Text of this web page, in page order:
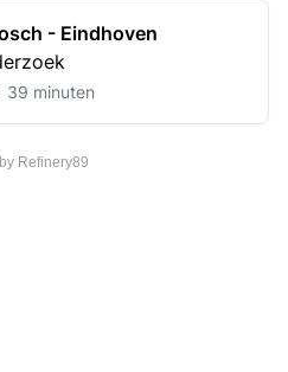
- Eindhoven
minuten
Refinery89